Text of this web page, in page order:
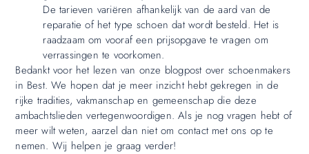
De tarieven variëren afhankelijk van de aard van de
reparatie of het type schoen dat wordt besteld. Het is
raadzaam om vooraf een prijsopgave te vragen om
verrassingen te voorkomen.
Bedankt voor het lezen van onze blogpost over schoenmakers
in Best. We hopen dat je meer inzicht hebt gekregen in de
rijke tradities, vakmanschap en gemeenschap die deze
ambachtslieden vertegenwoordigen. Als je nog vragen hebt of
meer wilt weten, aarzel dan niet om contact met ons op te
nemen. Wij helpen je graag verder!